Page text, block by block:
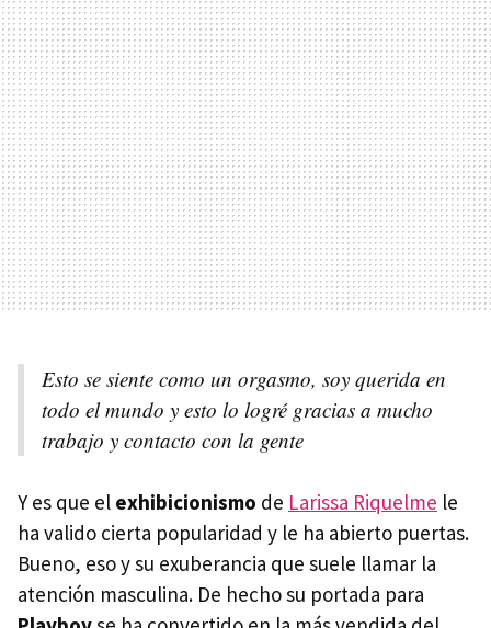
Esto se siente como un orgasmo, soy querida en
todo el mundo y esto lo logré gracias a mucho
trabajo y contacto con la gente
Y es que el exhibicionismo de Larissa Riquelme le
ha valido cierta popularidad y le ha abierto puertas.
Bueno, eso y su exuberancia que suele llamar la
atención masculina. De hecho su portada para